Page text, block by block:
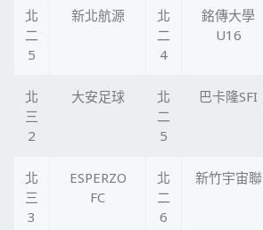
北
二
5
新北航源
北
二
4
銘傳大學
U16
北
三
2
大安足球
北
二
5
巴卡隆SFI
北
三
3
ESPERZO
FC
北
二
6
新竹宇宙聯